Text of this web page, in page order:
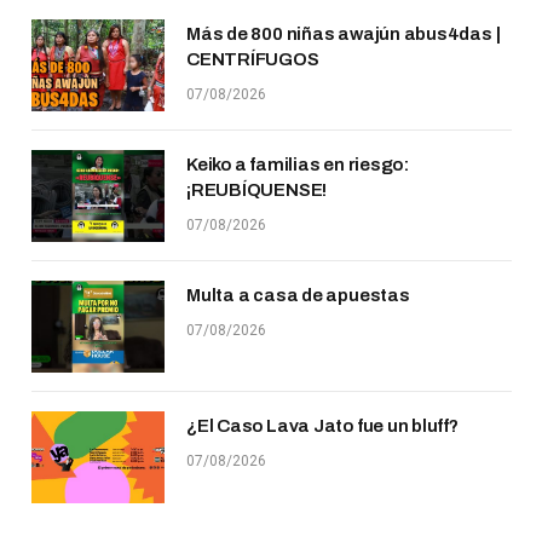
Más de 800 niñas awajún abus4das |
CENTRÍFUGOS
07/08/2026
Keiko a familias en riesgo:
¡REUBÍQUENSE!
07/08/2026
Multa a casa de apuestas
07/08/2026
¿El Caso Lava Jato fue un bluff?
07/08/2026